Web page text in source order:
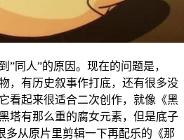
”同人”的原因。现在的问题是，
，有历史叙事作打底，还有很多没
起来很适合二次创作，就像《黑
塔有那么重的腐女元素，但是底子
多从原片里剪辑一下再配乐的《那